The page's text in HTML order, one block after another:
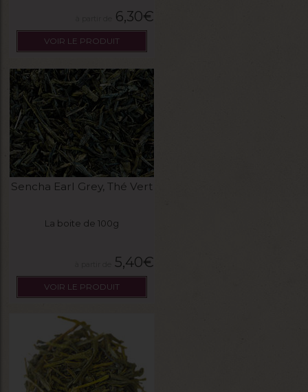
6,30€
VOIR LE PRODUIT
Sencha Earl Grey, Thé Vert
La boite de 100g
5,40€
VOIR LE PRODUIT